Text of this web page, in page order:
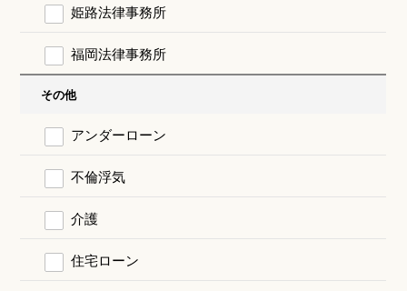
姫路法律事務所
福岡法律事務所
その他
アンダーローン
不倫浮気
介護
住宅ローン